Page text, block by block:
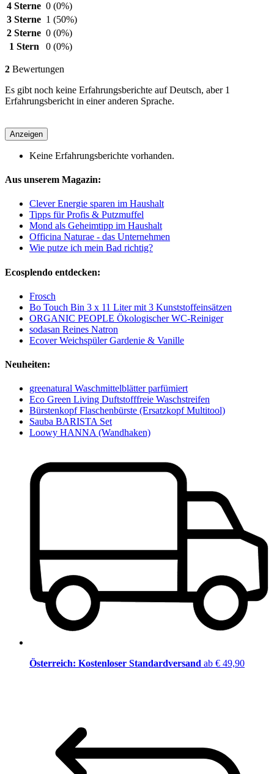
4 Sterne 0 (0%)
3 Sterne 1 (50%)
2 Sterne 0 (0%)
1 Stern
0 (0%)
2 Bewertungen
Es gibt noch keine Erfahrungsberichte auf Deutsch, aber 1
Erfahrungsbericht in einer anderen Sprache.
Anzeigen
Keine Erfahrungsberichte vorhanden.
Aus unserem Magazin:
Clever Energie sparen im Haushalt
Tipps für Profis & Putzmuffel
Mond als Geheimtipp im Haushalt
Officina Naturae - das Unternehmen
Wie putze ich mein Bad richtig?
Ecosplendo entdecken:
Frosch
Bo Touch Bin 3 x 11 Liter mit 3 Kunststoffeinsätzen
ORGANIC PEOPLE Ökologischer WC-Reiniger
sodasan Reines Natron
Ecover Weichspüler Gardenie & Vanille
Neuheiten:
greenatural Waschmittelblätter parfümiert
Eco Green Living Duftstofffreie Waschstreifen
Bürstenkopf Flaschenbürste (Ersatzkopf Multitool)
Sauba BARISTA Set
Loowy HANNA (Wandhaken)
Österreich: Kostenloser Standardversand ab € 49,90